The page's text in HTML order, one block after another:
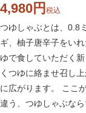
4,980 税込
つゆしゃぶとは、0.8
ギ、柚子唐辛子をい
ゆで食していただく
くつゆに絡ませ召し
に広がります。 ここ
違う、つゆしゃぶな